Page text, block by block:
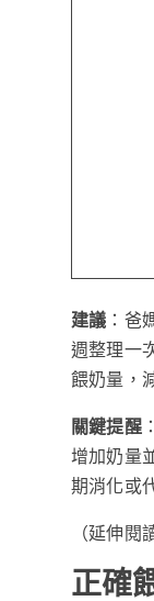
建議 ：爸
週整理一
餵奶量，
關鍵提醒
增加奶量
期消化或
（延伸閱
正確